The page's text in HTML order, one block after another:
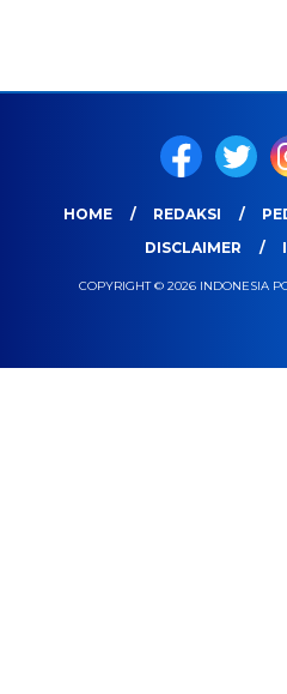
HOME REDAKSI
DISCLAIMER
COPYRIGHT © 2026 INDONESIA